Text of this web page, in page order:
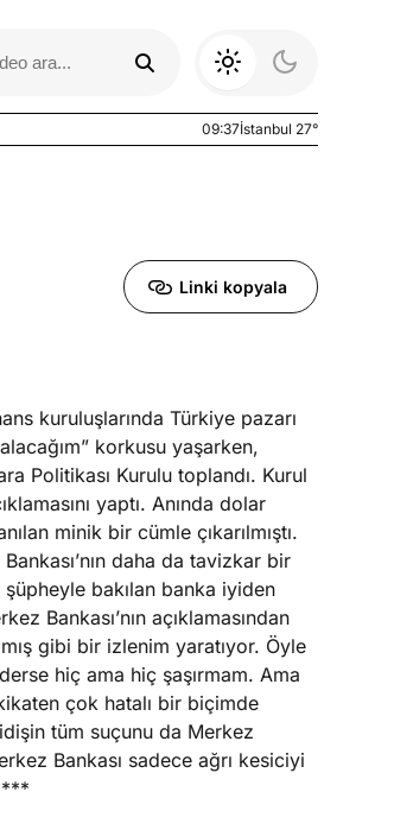
Yazıları
09:37İstanbul 27°
Linki kopyala
kuruluşlarında Türkiye pazarı
korkusu yaşarken,
Politikası Kurulu toplandı. Kurul
yaptı. Anında dolar
minik bir cümle çıkarılmıştı.
daha da tavizkar bir
bakılan banka iyiden
Bankası’nın açıklamasından
gibi bir izlenim yaratıyor. Öyle
hiç ama hiç şaşırmam. Ama
çok hatalı bir biçimde
tüm suçunu da Merkez
Bankası sadece ağrı kesiciyi
***